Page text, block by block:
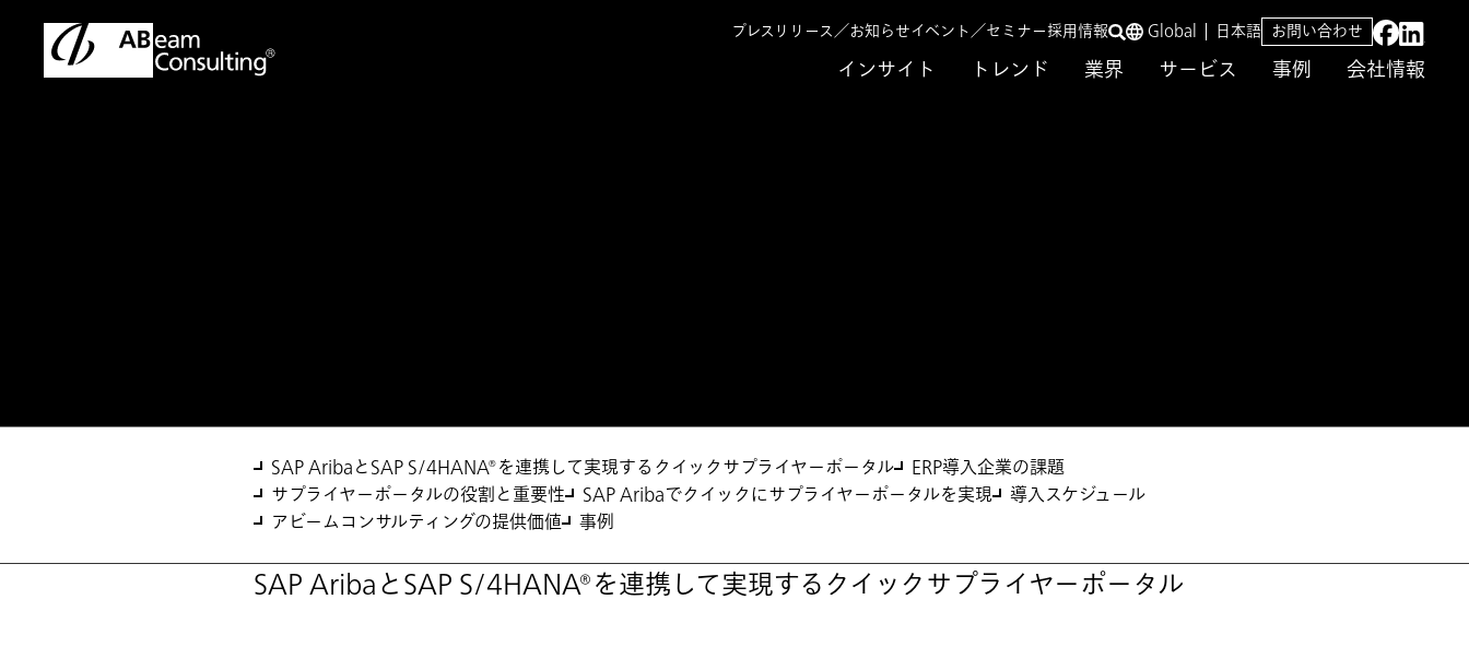
インサイト トレンド 業界 サービス 事例 会社情報
プレスリリース／お知らせイベント／セミナー採用情報 Global 日本語 お問い合わせ
SAP AribaとSAP S/4HANA®を連携して実現するクイックサプライヤーポータル
ERP導入企業の課題
サプライヤーポータルの役割と重要性
SAP Aribaでクイックにサプライヤーポータルを実現
導入スケジュール
アビームコンサルティングの提供価値
事例
SAP AribaとSAP S/4HANA®を連携して実現するクイックサプライヤーポータル